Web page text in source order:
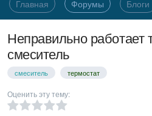
Главная Форумы Блоги
Неправильно работает
смеситель
смеситель термостат
Оценить эту тему: